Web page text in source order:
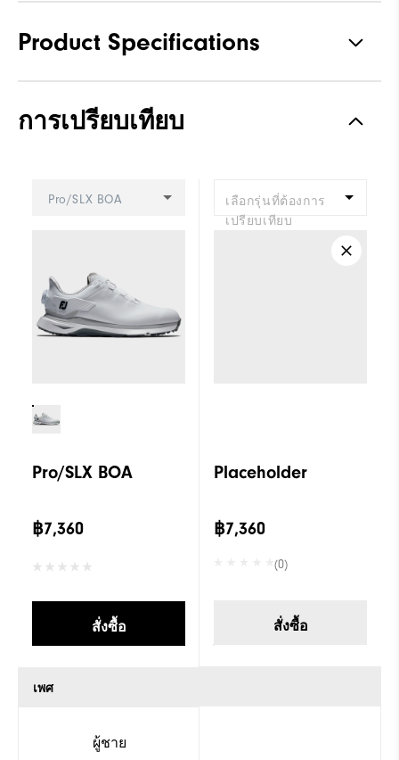
Product Specifications
การเปรียบเทียบ
Pro/SLX BOA
Pro/SLX BOA
฿7,360
สั่งซื้อ
เพศ
ผู้ชาย
เลือกรุ่นที่ต้องการ
เปรียบเทียบ
Placeholder
฿7,360
(0)
สั่งซื้อ